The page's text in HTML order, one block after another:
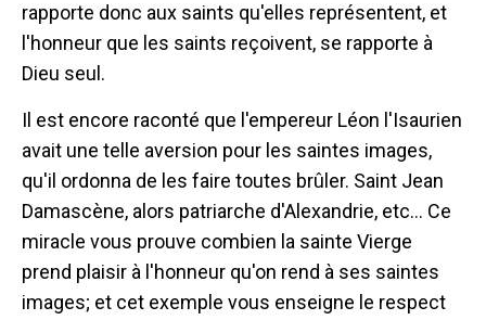
rapporte donc aux saints qu'elles représentent, et
l'honneur que les saints reçoivent, se rapporte à
Dieu seul.
Il est encore raconté que l'empereur Léon l'Isaurien
avait une telle aversion pour les saintes images,
qu'il ordonna de les faire toutes brûler. Saint Jean
Damascène, alors patriarche d'Alexandrie, etc... Ce
miracle vous prouve combien la sainte Vierge
prend plaisir à l'honneur qu'on rend à ses saintes
images; et cet exemple vous enseigne le respect